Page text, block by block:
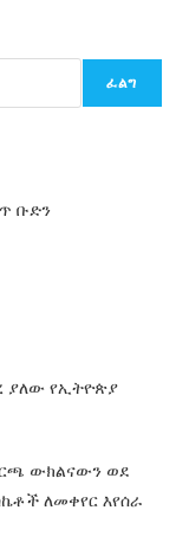
ፈልግ
ቡድን
ያለው የኢትዮጵያ
ውክልናውን ወደ
ለመቀየር እየሰራ